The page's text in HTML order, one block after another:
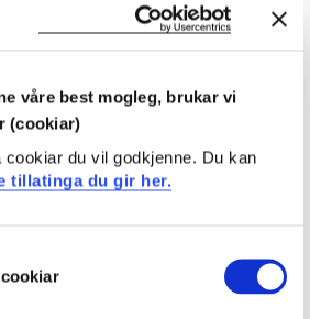
våre best mogleg, brukar vi
(cookiar)
du vil godkjenne. Du kan
tillatinga du gir her.
autonomi, brukarmedverknad
emne har følgjande
i kunnskap, ferdigheiter og